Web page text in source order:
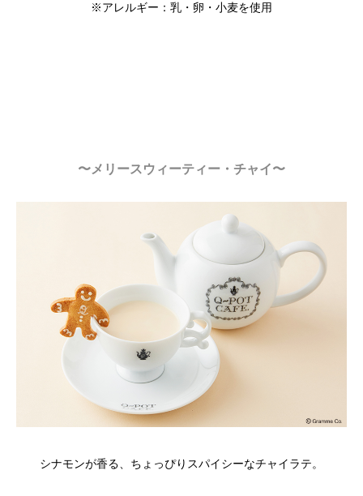
※アレルギー：乳・卵・小麦を使用
〜メリースウィーティー・チャイ〜
シナモンが香る、ちょっぴりスパイシーなチャイラテ。